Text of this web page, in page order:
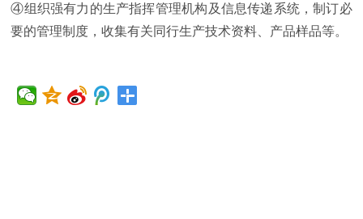
④组织强有力的生产指挥管理机构及信息传递系统，制订必
要的管理制度，收集有关同行生产技术资料、产品样品等。